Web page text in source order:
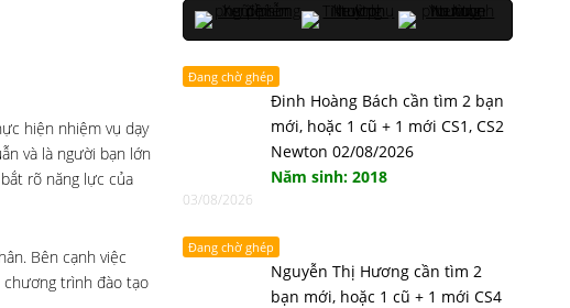
hiện nhiệm vụ dạy
và là người bạn lớn
rõ năng lực của
Bên cạnh việc
chương trình đào tạo
Đang chờ ghép
Đinh Hoàng Bách cần tìm 2 bạn
mới, hoặc 1 cũ + 1 mới CS1, CS2
Newton 02/08/2026
Năm sinh: 2018
03/08/2026
Đang chờ ghép
Nguyễn Thị Hương cần tìm 2
bạn mới, hoặc 1 cũ + 1 mới CS4